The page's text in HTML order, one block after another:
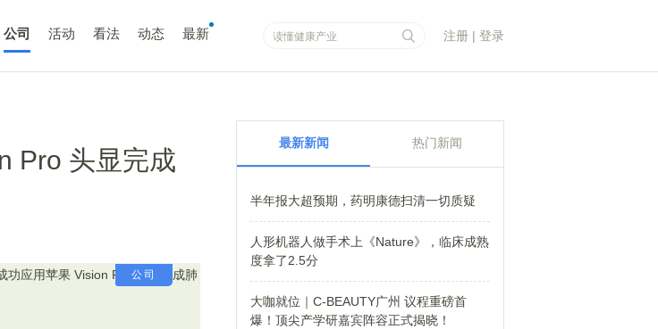
公司 活动 看法 动态 最新 注册 | 登录
Pro 头显完成
公司
最新新闻 热门新闻
半年报大超预期，药明康德扫清一切质疑
人形机器人做手术上《Nature》，临床成熟
度拿了2.5分
大咖就位｜C-BEAUTY广州 议程重磅首
爆！顶尖产学研嘉宾阵容正式揭晓！